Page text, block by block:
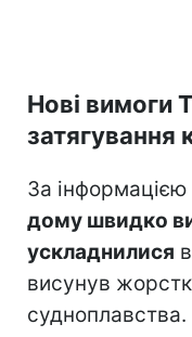
Нові вимоги
затягування
За
дому швидко
ускладнилися
висунув
судноплавства.